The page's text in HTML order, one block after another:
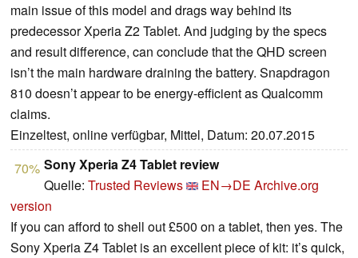
main issue of this model and drags way behind its
predecessor Xperia Z2 Tablet. And judging by the specs
and result difference, can conclude that the QHD screen
isn’t the main hardware draining the battery. Snapdragon
810 doesn’t appear to be energy-efficient as Qualcomm
claims.
Einzeltest, online verfügbar, Mittel, Datum: 20.07.2015
70% Sony Xperia Z4 Tablet review
Quelle: Trusted Reviews EN→DE Archive.org
version
If you can afford to shell out £500 on a tablet, then yes. The
Sony Xperia Z4 Tablet is an excellent piece of kit: it’s quick,